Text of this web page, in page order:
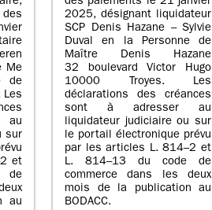
Me
de
Les
sur
et
de
au
2025, désignant liquidateur
SCP Denis Hazane – Sylvie
Duval en la Personne de
Maître Denis Hazane
32 boulevard Victor Hugo
10000 Troyes. Les
déclarations des créances
sont à adresser au
liquidateur judiciaire ou sur
le portail électronique prévu
par les articles L. 814–2 et
L. 814–13 du code de
commerce dans les deux
mois de la publication au
BODACC.